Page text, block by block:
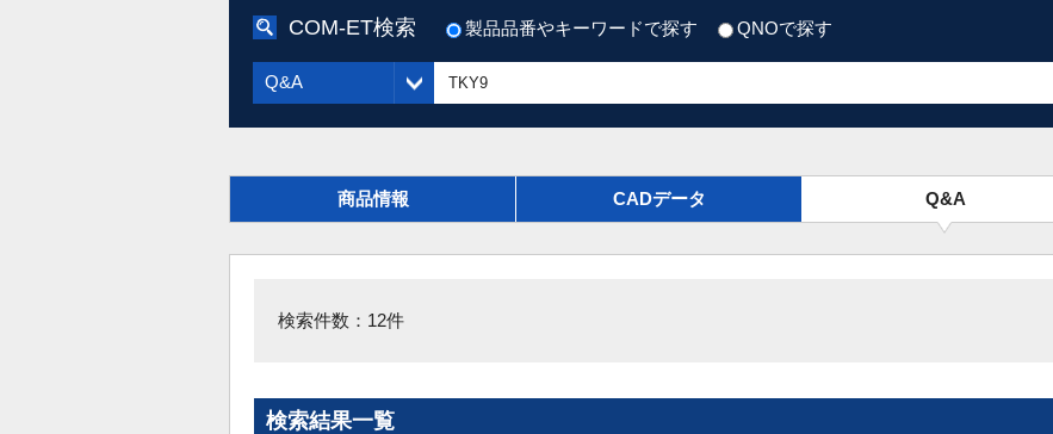
COM-ET検索 製品品番やキーワードで探す QNOで探す
Q&A
商品情報 CADデータ Q&A
検索件数：12件
検索結果一覧